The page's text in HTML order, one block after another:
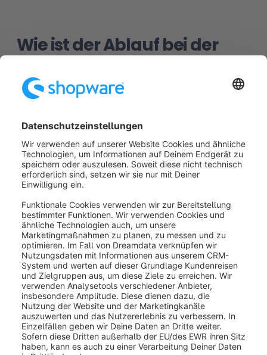
Wie ist der Ablauf bei der
Über die FunktionEinstellungen > Account >
gesamten Shop. Dabei wird der Shop komplett
entfernt, ein Zugriff auf den Shop ist danach nicht
mehr möglich. Eine anteilige Erstattung der
Grundgebühr für das laufende Intervall erfolgt hierbei
nicht.
War dieser Artikel hilfreich?